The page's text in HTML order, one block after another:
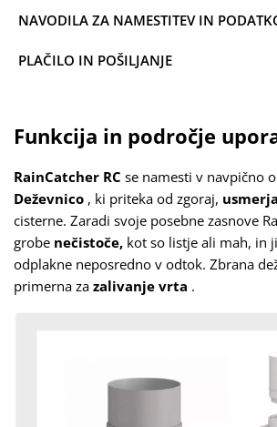
NAVODILA ZA NAMESTITEV IN
PLAČILO IN POŠILJANJE
Funkcija in področje
RainCatcher RC se namesti v navpično
Deževnico , ki priteka od zgoraj, usmerja
cisterne. Zaradi svoje posebne zasnove
grobe nečistoče, kot so listje ali mah, in
odplakne neposredno v odtok. Zbrana
primerna za zalivanje vrta .